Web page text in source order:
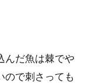
んだ魚は棘でや
ので刺さっても